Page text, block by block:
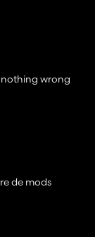
nothing wrong
de mods